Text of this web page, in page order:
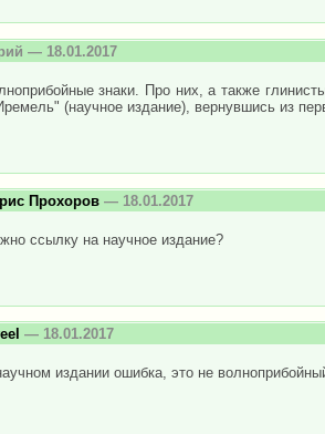
— 18.01.2017
знаки. Про них, а также
(научное издание), вернувшись из
Прохоров — 18.01.2017
ссылку на научное издание?
— 18.01.2017
издании ошибка, это не